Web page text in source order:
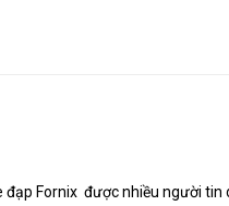
Fornix được nhiều người